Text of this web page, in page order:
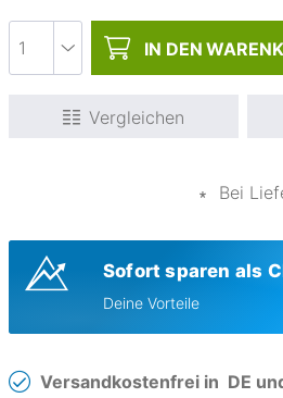
IN DEN
Vergleichen
∗
Bei
Sofort sparen als
Deine Vorteile
Versandkostenfrei in DE